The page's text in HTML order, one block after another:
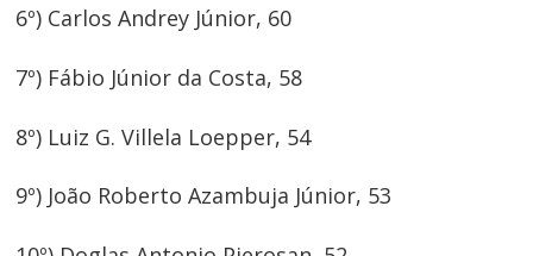
6º) Carlos Andrey Júnior, 60
7º) Fábio Júnior da Costa, 58
8º) Luiz G. Villela Loepper, 54
9º) João Roberto Azambuja Júnior, 53